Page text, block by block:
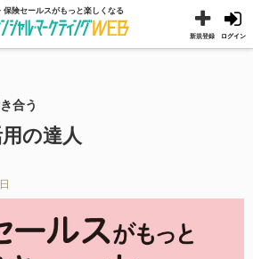
ログイン
新規登録
保険セールスがもっと楽しくなる
合う
の達人